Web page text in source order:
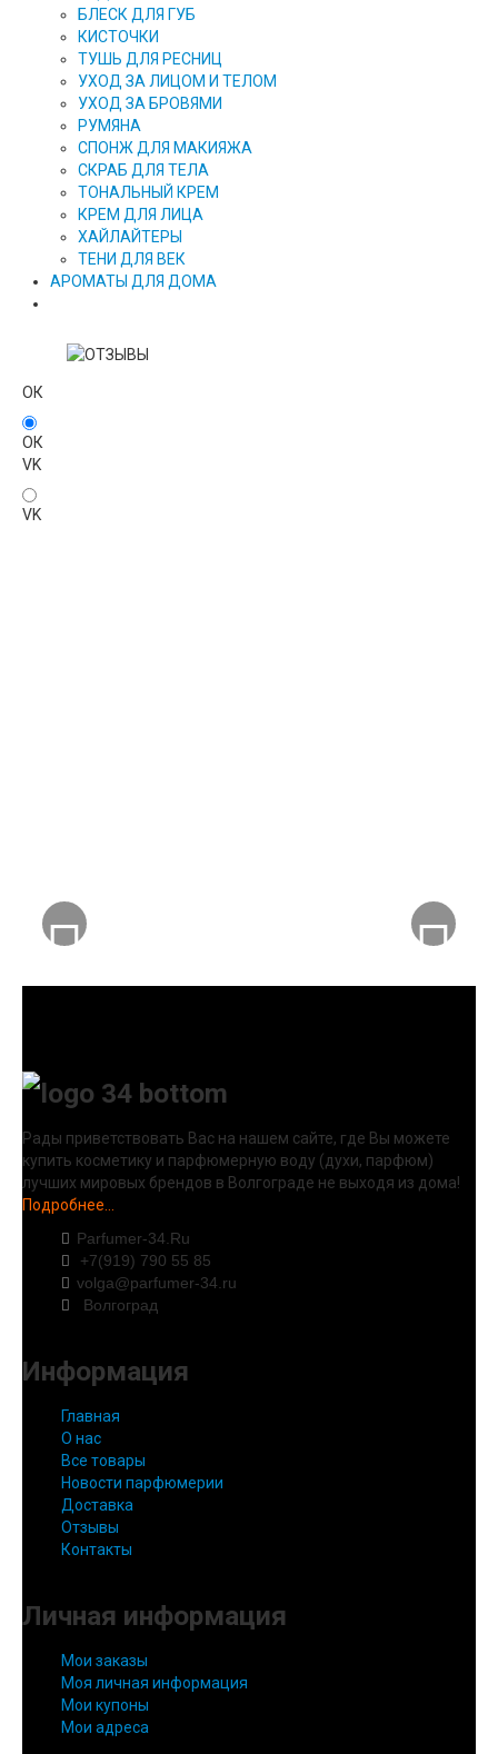
БЛЕСК ДЛЯ ГУБ
КИСТОЧКИ
ТУШЬ ДЛЯ РЕСНИЦ
УХОД ЗА ЛИЦОМ И ТЕЛОМ
УХОД ЗА БРОВЯМИ
РУМЯНА
СПОНЖ ДЛЯ МАКИЯЖА
СКРАБ ДЛЯ ТЕЛА
ТОНАЛЬНЫЙ КРЕМ
КРЕМ ДЛЯ ЛИЦА
ХАЙЛАЙТЕРЫ
ТЕНИ ДЛЯ ВЕК
АРОМАТЫ ДЛЯ ДОМА
ОК
ОК
VK
VK
Рады приветствовать Вас на нашем сайте, где Вы можете
купить косметику и парфюмерную воду (духи, парфюм)
лучших мировых брендов в Волгограде не выходя из дома!
Подробнее...
Parfumer-34.Ru
+7(919) 790 55 85
volga@parfumer-34.ru
Волгоград
Информация
Главная
О нас
Все товары
Новости парфюмерии
Доставка
Отзывы
Контакты
Личная информация
Мои заказы
Моя личная информация
Мои купоны
Мои адреса